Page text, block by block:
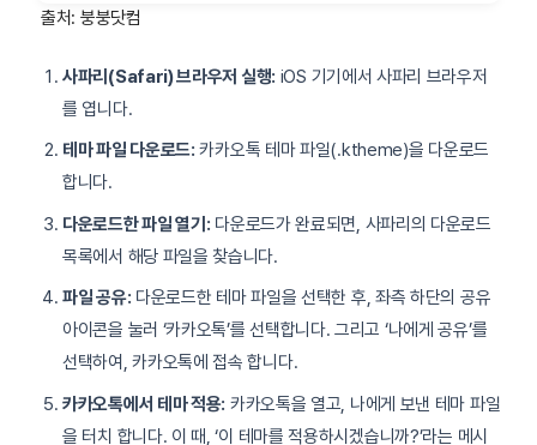
출처: 붕붕닷컴
사파리(Safari) 브라우저 실행: iOS 기기에서 사파리 브라우저
를 엽니다.
테마 파일 다운로드: 카카오톡 테마 파일(.ktheme)을 다운로드
합니다.
다운로드한 파일 열기: 다운로드가 완료되면, 사파리의 다운로드
목록에서 해당 파일을 찾습니다.
파일 공유: 다운로드한 테마 파일을 선택한 후, 좌측 하단의 공유
아이콘을 눌러 ‘카카오톡’를 선택합니다. 그리고 ‘나에게 공유’를
선택하여, 카카오톡에 접속 합니다.
카카오톡에서 테마 적용: 카카오톡을 열고, 나에게 보낸 테마 파일
을 터치 합니다. 이 때, ‘이 테마를 적용하시겠습니까?’라는 메시